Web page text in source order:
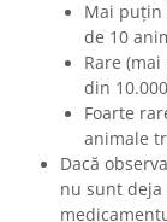
Mai puțin
de 10
Rare
din
Foarte
animale
Dacă
nu sunt deja